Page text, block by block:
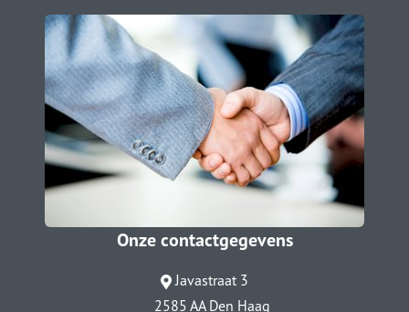
Onze contactgegevens
Javastraat 3
2585 AA Den Haag